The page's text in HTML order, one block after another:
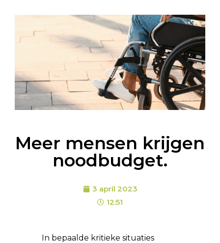
Meer mensen krijgen
noodbudget.
3 april 2023
12:51
In bepaalde kritieke situaties